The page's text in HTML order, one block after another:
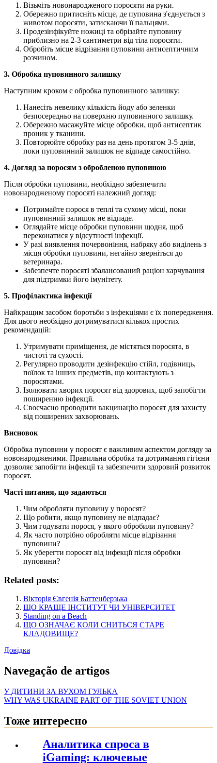
Візьміть новонародженого поросяти на руки.
Обережно притисніть місце, де пуповина з'єднується з
животом поросяти, затискаючи її пальцями.
Продезінфікуйте ножиці та обрізайте пуповину
приблизно на 2-3 сантиметри від тіла поросяти.
Обробіть місце відрізання пуповини антисептичним
розчином.
3. Обробка пуповинного залишку
Наступним кроком є обробка пуповинного залишку:
Нанесіть невелику кількість йоду або зеленки
безпосередньо на поверхню пуповинного залишку.
Обережно масажуйте місце обробки, щоб антисептик
проник у тканини.
Повторюйте обробку раз на день протягом 3-5 днів,
поки пуповинний залишок не відпаде самостійно.
4. Догляд за поросям з обробленою пуповиною
Після обробки пуповини, необхідно забезпечити
новонародженому поросяті належний догляд:
Потримайте порося в теплі та сухому місці, поки
пуповинний залишок не відпаде.
Оглядайте місце обробки пуповини щодня, щоб
переконатися у відсутності інфекції.
У разі виявлення почервоніння, набряку або виділень з
місця обробки пуповини, негайно зверніться до
ветеринара.
Забезпечте поросяті збалансований раціон харчування
для підтримки його імунітету.
5. Профілактика інфекції
Найкращим засобом боротьби з інфекціями є їх попередження.
Для цього необхідно дотримуватися кількох простих
рекомендацій:
Утримувати приміщення, де містяться поросята, в
чистоті та сухості.
Регулярно проводити дезінфекцію стійл, годівниць,
поїлок та інших предметів, що контактують з
поросятами.
Ізолювати хворих поросят від здорових, щоб запобігти
поширенню інфекції.
Своєчасно проводити вакцинацію поросят для захисту
від поширених захворювань.
Висновок
Обробка пуповини у поросят є важливим аспектом догляду за
новонародженими. Правильна обробка та дотримання гігієни
дозволяє запобігти інфекції та забезпечити здоровий розвиток
поросят.
Часті питання, що задаються
Чим обробляти пуповину у поросят?
Що робити, якщо пуповину не відпадає?
Чим годувати порося, у якого обробили пуповину?
Як часто потрібно обробляти місце відрізання
пуповини?
Як уберегти поросят від інфекції після обробки
пуповини?
Related posts:
Вікторія Євгенія Баттенберзька
ЩО КРАЩЕ ІНСТИТУТ ЧИ УНІВЕРСИТЕТ
Standing on a Beach
ЩО ОЗНАЧАЄ КОЛИ СНИТЬСЯ СТАРЕ
КЛАДОВИЩЕ?
Довідка
Navegação de artigos
У ДИТИНИ ЗА ВУХОМ ГУЛЬКА
WHY WAS UKRAINE PART OF THE SOVIET UNION
Тоже интересно
Аналитика спроса в
iGaming: ключевые